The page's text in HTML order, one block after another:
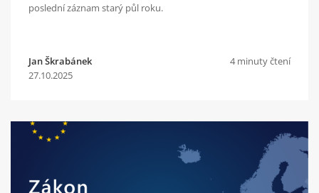
poslední záznam starý půl roku.
Jan Škrabánek
27.10.2025
4 minuty čtení